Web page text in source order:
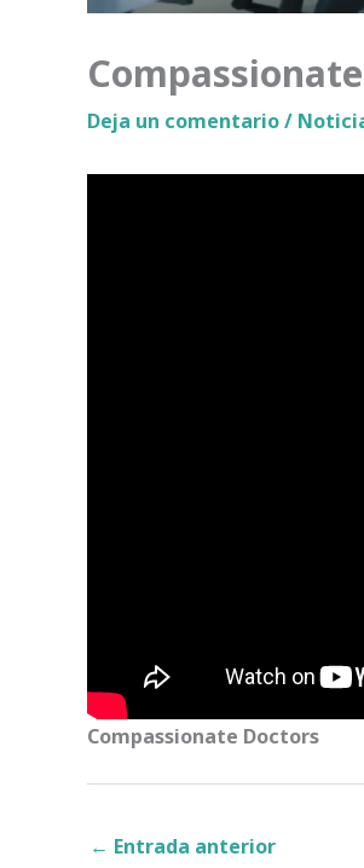
Deja un comentario/
Compassionate Doctors
← Entrada anterior